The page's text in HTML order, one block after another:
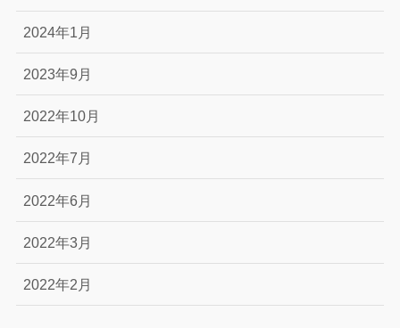
2024年1月
2023年9月
2022年10月
2022年7月
2022年6月
2022年3月
2022年2月